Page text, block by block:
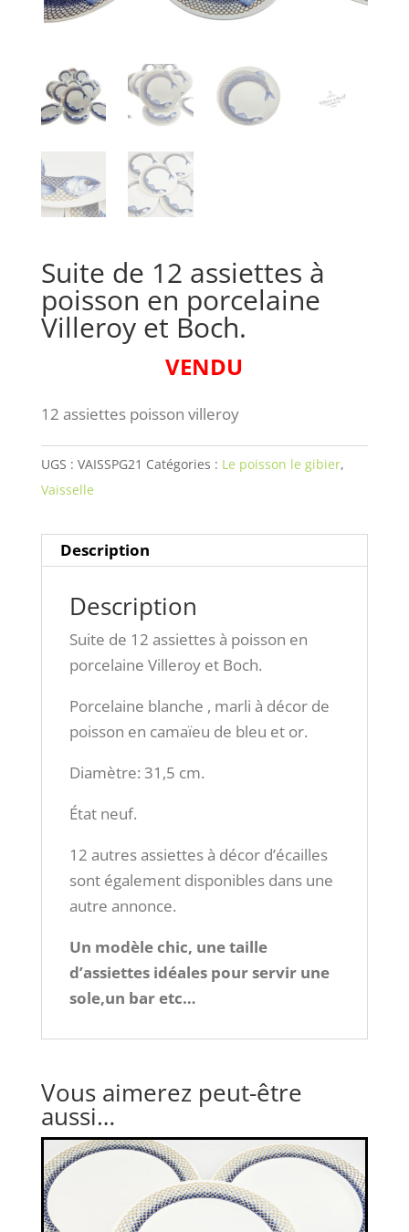
Suite de 12 assiettes à
poisson en porcelaine
Villeroy et Boch.
VENDU
12 assiettes poisson villeroy
UGS : VAISSPG21 Catégories : Le poisson le gibier,
Vaisselle
Description
Description
Suite de 12 assiettes à poisson en
porcelaine Villeroy et Boch.
Porcelaine blanche , marli à décor de
poisson en camaïeu de bleu et or.
Diamètre: 31,5 cm.
État neuf.
12 autres assiettes à décor d’écailles
sont également disponibles dans une
autre annonce.
Un modèle chic, une taille
d’assiettes idéales pour servir une
sole,un bar etc…
Vous aimerez peut-être
aussi…